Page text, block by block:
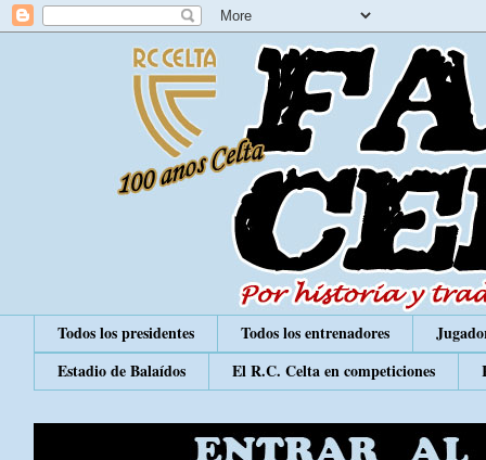
Todos los presidentes Todos los entrenadores
Estadio de Balaídos
El R.C. Celta en competiciones